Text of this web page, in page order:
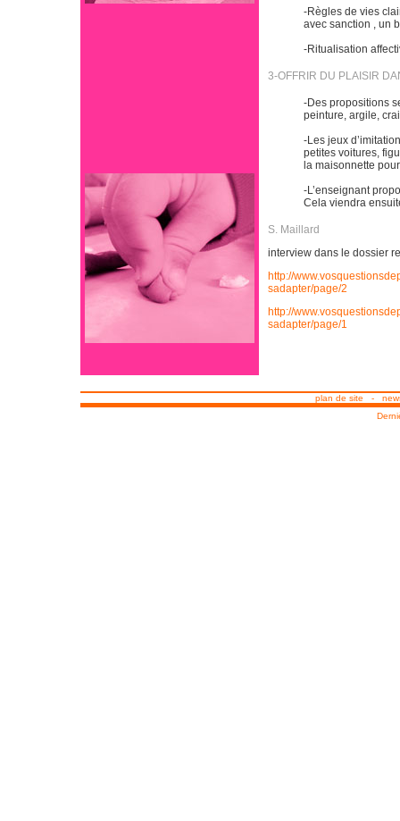
-Règles de vies
avec sanction , un
-Ritualisation
3-OFFRIR DU PLAISIR
-Des propositions
peinture, argile,
-Les jeux
petites voitures,
la maisonnette
-L’enseignant
Cela viendra
S. Maillard
interview dans le dossier
http://
sadapter/page/2
http://
sadapter/page/1
plan de site -